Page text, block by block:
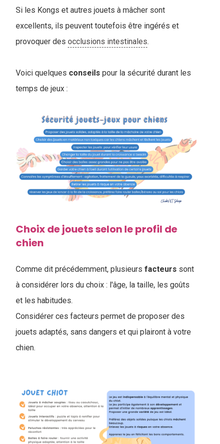
Si les Kongs et autres jouets à mâcher sont
excellents, ils peuvent toutefois être ingérés et
provoquer des occlusions intestinales.
Voici quelques conseils pour la sécurité durant les
temps de jeux :
Choix de jouets selon le profil de
chien
Comme dit précédemment, plusieurs facteurs sont
à considérer lors du choix : l'âge, la taille, les goûts
et les habitudes.
Considérer ces facteurs permet de proposer des
jouets adaptés, sans dangers et qui plairont à votre
chien.